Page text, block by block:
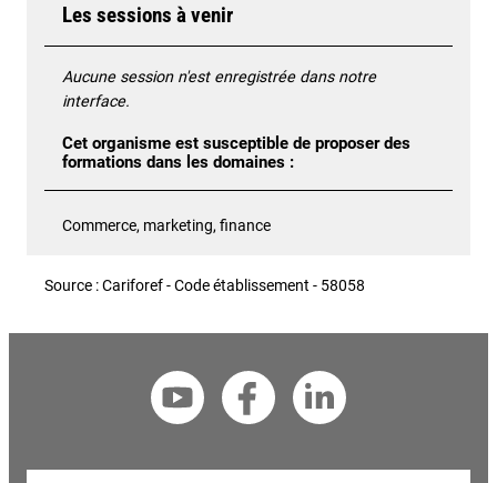
Les sessions à venir
Aucune session n'est enregistrée dans notre
interface.
Cet organisme est susceptible de proposer des
formations dans les domaines :
Commerce, marketing, finance
Source : Cariforef - Code établissement - 58058